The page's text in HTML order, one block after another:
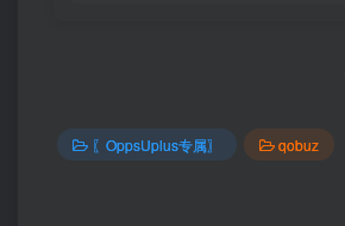
〖OppsUplus专属〗 qobuz